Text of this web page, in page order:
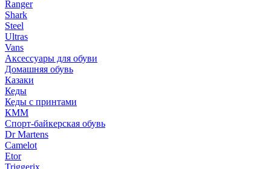
Ranger
Shark
Steel
Ultras
Vans
Аксессуары для обуви
Домашняя обувь
Казаки
Кеды
Кеды с принтами
КММ
Спорт-байкерская обувь
Dr Martens
Camelot
Etor
Triggerix